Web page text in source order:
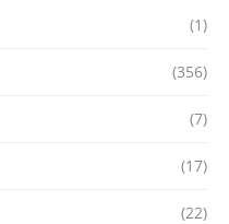
(1)
(356)
(7)
(17)
(22)